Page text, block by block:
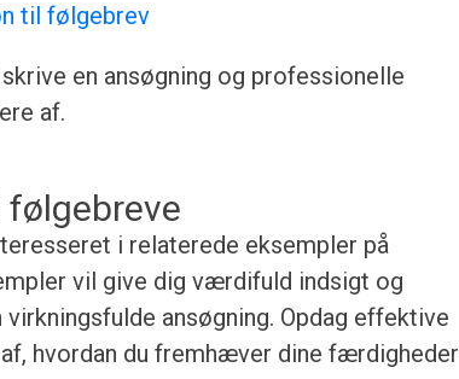
til følgebrev
en ansøgning og professionelle
af.
følgebreve
i relaterede eksempler på
vil give dig værdifuld indsigt og
ansøgning. Opdag effektive
hvordan du fremhæver dine færdigheder